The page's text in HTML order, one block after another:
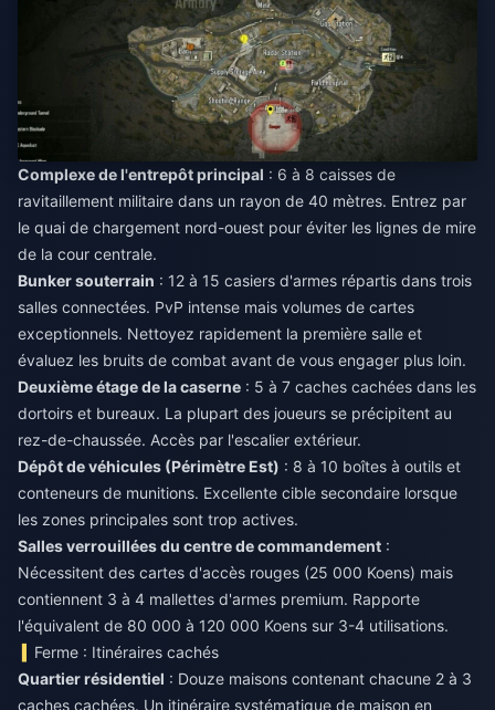
Complexe de l'entrepôt principal : 6 à 8 caisses de
ravitaillement militaire dans un rayon de 40 mètres. Entrez par
le quai de chargement nord-ouest pour éviter les lignes de mire
de la cour centrale.
Bunker souterrain : 12 à 15 casiers d'armes répartis dans trois
salles connectées. PvP intense mais volumes de cartes
exceptionnels. Nettoyez rapidement la première salle et
évaluez les bruits de combat avant de vous engager plus loin.
Deuxième étage de la caserne : 5 à 7 caches cachées dans les
dortoirs et bureaux. La plupart des joueurs se précipitent au
rez-de-chaussée. Accès par l'escalier extérieur.
Dépôt de véhicules (Périmètre Est) : 8 à 10 boîtes à outils et
conteneurs de munitions. Excellente cible secondaire lorsque
les zones principales sont trop actives.
Salles verrouillées du centre de commandement :
Nécessitent des cartes d'accès rouges (25 000 Koens) mais
contiennent 3 à 4 mallettes d'armes premium. Rapporte
l'équivalent de 80 000 à 120 000 Koens sur 3-4 utilisations.
Ferme : Itinéraires cachés
Quartier résidentiel : Douze maisons contenant chacune 2 à 3
caches cachées. Un itinéraire systématique de maison en